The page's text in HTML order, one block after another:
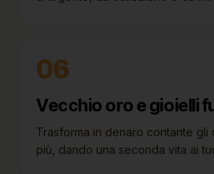
06
Vecchio oro e gioielli
Trasforma in denaro contante gli
più, dando una seconda vita ai